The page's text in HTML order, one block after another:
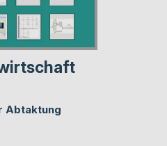
Abtaktung